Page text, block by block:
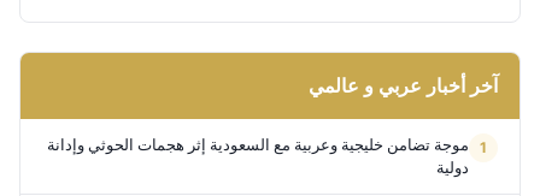
آخر أخبار عربي و عالمي
موجة تضامن خليجية وعربية مع السعودية إثر هجمات الحوثي وإدانة
دولية